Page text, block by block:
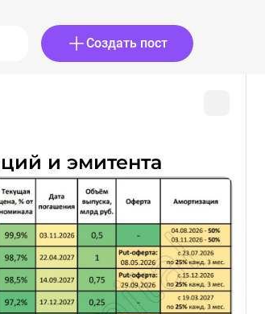
Создать пост
и эмитента